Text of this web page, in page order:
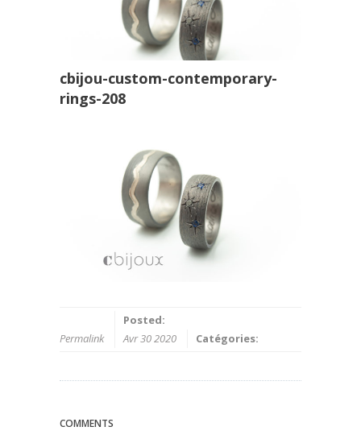
cbijou-custom-contemporary-
rings-208
Permalink
Posted:
Avr 30 2020
Catégories:
COMMENTS